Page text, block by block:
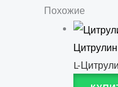
Похожие
Цитрулин
L-